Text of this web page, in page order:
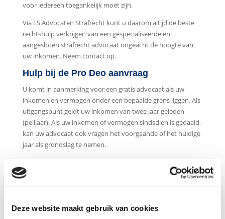
Deze website maakt gebruik van cookies
voor iedereen toegankelijk moet zijn.
Via LS Advocaten Strafrecht kunt u daarom altijd de beste
rechtshulp verkrijgen van een gespecialiseerde en
aangesloten strafrecht advocaat ongeacht de hoogte van
uw inkomen. Neem contact op.
Hulp bij de Pro Deo aanvraag
U komt in aanmerking voor een gratis advocaat als uw
inkomen en vermogen onder een bepaalde grens liggen. Als
uitgangspunt geldt uw inkomen van twee jaar geleden
(peiljaar). Als uw inkomen of vermogen sindsdien is gedaald,
kan uw advocaat ook vragen het voorgaande of het huidige
jaar als grondslag te nemen.
dan bent u alleen een kleine (verplichte) eigen bijdrage
betreffende advocaat informeert u graag over uw situatie